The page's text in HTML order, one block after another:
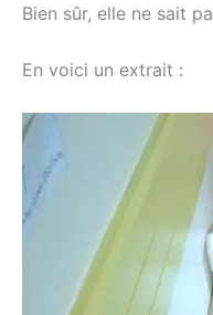
Bien sûr, elle ne sait
En voici un extrait :
Lecteur
vidéo